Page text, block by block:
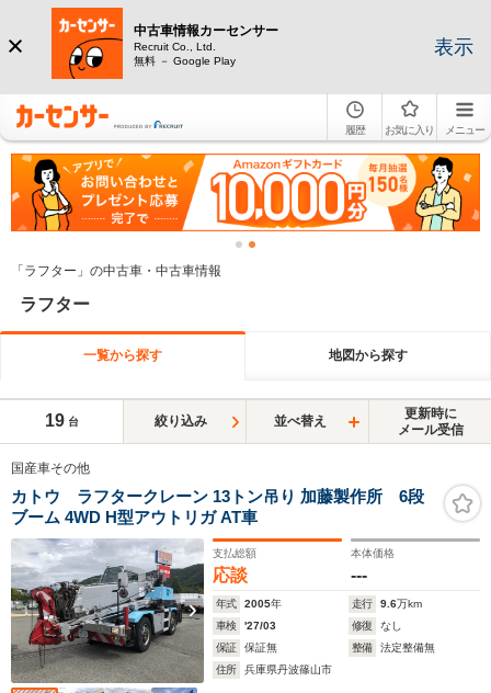
中古車情報カーセンサー
Recruit Co., Ltd.
無料 － Google Play
表示
履歴 お気に入り メニュー
「ラフター」の中古車・中古車情報
ラフター
一覧から探す 地図から探す
19 台 絞り込み 並べ替え
更新時に
メール受信
国産車その他
カトウ ラフタークレーン 13トン吊り 加藤製作所 6段
ブーム 4WD H型アウトリガ AT車
支払総額
応談
本体価格
---
年式 2005年 走行 9.6万km
車検
'27/03 修復
なし
保証
保証無 整備
法定整備無
住所
兵庫県丹波篠山市